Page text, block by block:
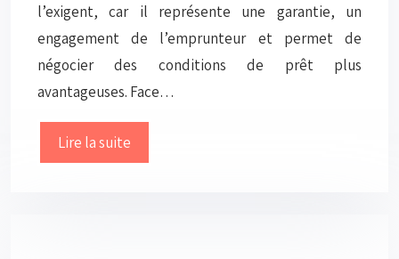
l’exigent, car il représente une garantie, un
engagement de l’emprunteur et permet de
négocier des conditions de prêt plus
avantageuses. Face…
Lire la suite